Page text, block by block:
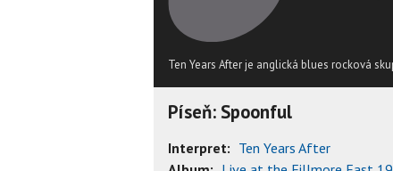
Ten Years After je anglická blues rocková
Píseň: Spoonful
Interpret: Ten Years After